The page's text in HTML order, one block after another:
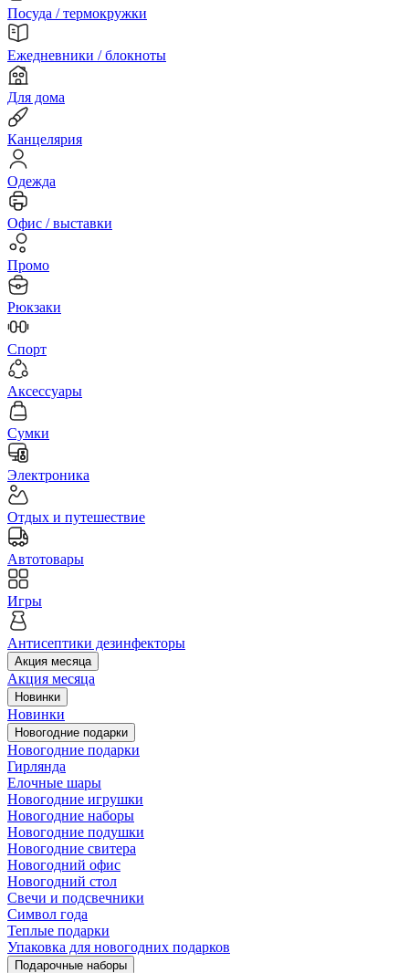
Посуда / термокружки
Ежедневники / блокноты
Для дома
Канцелярия
Одежда
Офис / выставки
Промо
Рюкзаки
Спорт
Аксессуары
Сумки
Электроника
Отдых и путешествие
Автотовары
Игры
Антисептики дезинфекторы
Акция месяца
Акция месяца
Новинки
Новинки
Новогодние подарки
Новогодние подарки
Гирлянда
Елочные шары
Новогодние игрушки
Новогодние наборы
Новогодние подушки
Новогодние свитера
Новогодний офис
Новогодний стол
Свечи и подсвечники
Символ года
Теплые подарки
Упаковка для новогодних подарков
Подарочные наборы